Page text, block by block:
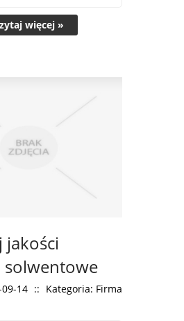
więcej »
jakości
14 :: Kategoria: Firma